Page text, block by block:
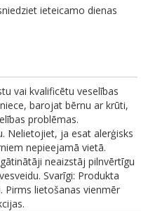
ieteicamo dienas
vai kvalificētu veselības
barojat bērnu ar krūti,
problēmas.
Nelietojiet, ja esat alerģisks
nepieejamā vietā.
neaizstāj pilnvērtīgu
Svarīgi: Produkta
Pirms lietošanas vienmēr